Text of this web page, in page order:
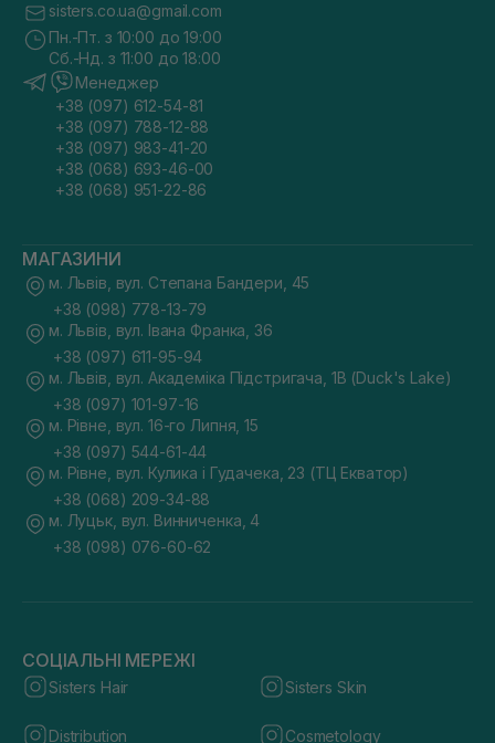
sisters.co.ua@gmail.com
Пн.-Пт. з 10:00 до 19:00
Сб.-Нд. з 11:00 до 18:00
Менеджер
+38 (097) 612-54-81
+38 (097) 788-12-88
+38 (097) 983-41-20
+38 (068) 693-46-00
+38 (068) 951-22-86
МАГАЗИНИ
м. Львів, вул. Степана Бандери, 45
+38 (098) 778-13-79
м. Львів, вул. Івана Франка, 36
+38 (097) 611-95-94
м. Львів, вул. Академіка Підстригача, 1В (Duck's Lake)
+38 (097) 101-97-16
м. Рівне, вул. 16-го Липня, 15
+38 (097) 544-61-44
м. Рівне, вул. Кулика і Гудачека, 23 (ТЦ Екватор)
+38 (068) 209-34-88
м. Луцьк, вул. Винниченка, 4
+38 (098) 076-60-62
СОЦІАЛЬНІ МЕРЕЖІ
Sisters Hair Sisters Skin
Distribution Cosmetology